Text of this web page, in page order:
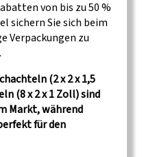
von bis zu 50 %
sichern Sie sich beim
Verpackungen zu
(2 x 2 x 1,5
(8 x 2 x 1 Zoll) sind
Markt, während
für den